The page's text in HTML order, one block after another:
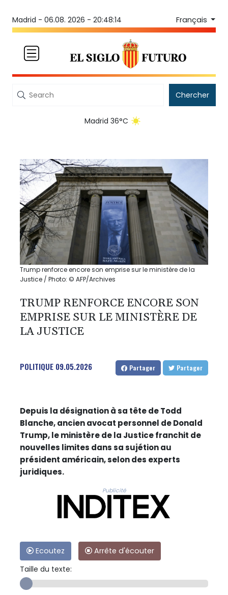
Madrid - 06.08. 2026 - 20:48:14 Français
Chercher
Madrid 36°C
Trump renforce encore son emprise sur le ministère de la
Justice / Photo: © AFP/Archives
TRUMP RENFORCE ENCORE SON
EMPRISE SUR LE MINISTÈRE DE
LA JUSTICE
POLITIQUE 09.05.2026 Partager Partager
Depuis la désignation à sa tête de Todd
Blanche, ancien avocat personnel de Donald
Trump, le ministère de la Justice franchit de
nouvelles limites dans sa sujétion au
président américain, selon des experts
juridiques.
Publicité
Ecoutez
Arrête d'écouter
Taille du texte: